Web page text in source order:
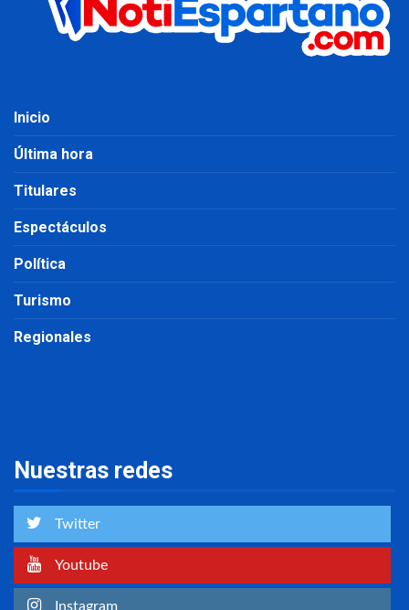
Inicio
Última hora
Titulares
Espectáculos
Política
Turismo
Regionales
Nuestras redes
Twitter
Youtube
Instagram